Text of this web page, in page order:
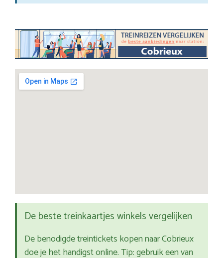
De beste treinkaartjes winkels vergelijken
De benodigde treintickets kopen naar Cobrieux
doe je het handigst online. Tip: gebruik een van